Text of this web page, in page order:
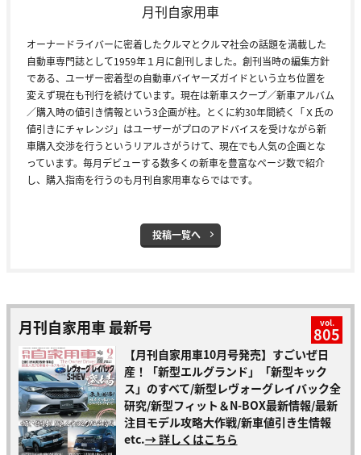
月刊自家用車
オーナードライバーに密着したクルマとクルマ社会の話題を満載した
自動車専門誌として1959年１月に創刊しました。創刊当時の編集方針
である、ユーザー密着型の自動車バイヤーズガイドという立ち位置を
変えず現在も刊行を続けています。現在は新車スクープ／新車アルバム
／購入時の値引き情報という3企画が柱。とくに約30年間続く「Ｘ氏の
値引きにチャレンジ」はユーザーがプロのアドバイスを受けながら新
車購入交渉を行うというリアルさがうけて、現在でも人気の企画とな
っています。毎月デビューする数多くの新車を豊富なページ数で紹介
し、購入指南を行うのも月刊自家用車ならではです。
投稿一覧へ
月刊自家用車 最新号 vol.
805
【月刊自家用車10月号発売】すごいぜ日
産！「新型エルグランド」「新型キック
ス」のすべて/新型レヴォーグレイバック全
研究/新型フィット＆N-BOX最新情報/最新
注目モデル攻略大作戦/新車値引き生情報
etc.→ 詳しくはこちら